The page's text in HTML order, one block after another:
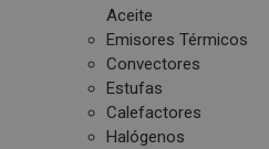
Aceite
Emisores Térmicos
Convectores
Estufas
Calefactores
Halógenos